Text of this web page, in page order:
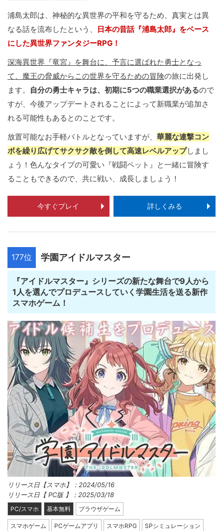
浦島太郎は、神秘的な異世界の平和を守るため、真実とは異
なる話を流布したという、
日本の昔話『浦島太郎』をベース
にした異世界ファンタジーRPG！
深海異世界『竜宮』を舞台に、予言に選ばれた勇士となっ
て、魔王の脅威からこの世界を守るための冒険の旅に出発し
ます。
自分の勇士キャラは、初期に5つの職業選択があるので
すが、今後アップデートされることによって新職業が追加さ
れる可能性もあるとのことです。
放置可能なお手軽バトルとなっていますが、 華麗な連撃コン
ボを繰り広げてサクサク敵を倒して高速レベルアップしまし
ょう！色んなタイプの可愛い『戦闘ペット』と一緒に冒険す
ることもできるので、共に戦い、成長しましょう！
今すぐプレイ 詳しくみる
177位 学園アイドルマスター
『アイドルマスター』シリーズの新たな舞台で9人から
1人を選んでプロデュースしていく学園生活を送る新作
スマホゲーム！
リリース日【スマホ】：2024/05/16
リリース日【 PC版 】：2025/03/18
PC/スマホ 基本無料 ブラウザゲーム
スマホゲーム PCゲームアプリ スマホRPG SPシミュレーション